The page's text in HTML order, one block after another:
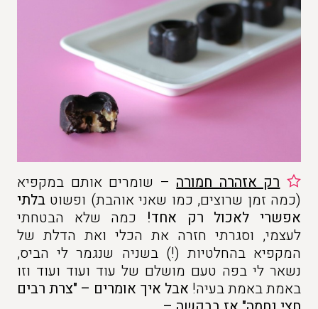
רק אזהרה חמורה– שומרים אותם במקפיא
(כמה זמן שרוצים, כמו שאני אוהבת) ופשוט בלתי
אפשרי לאכול רק אחד! כמה שלא הבטחתי
לעצמי, וסגרתי חזרה את הכלי ואת הדלת של
המקפיא בהחלטיות (!) בשניה שנגמר לי הביס,
נשאר לי בפה טעם מושלם של עוד ועוד ועוד וזו
באמת באמת בעיה! אבל איך אומרים – "צרת רבים